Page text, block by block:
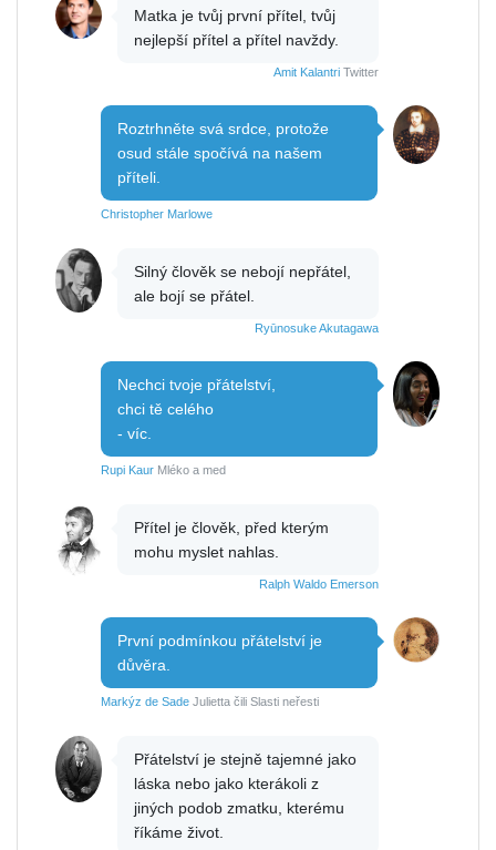
Matka je tvůj první přítel, tvůj
nejlepší přítel a přítel navždy.
Amit Kalantri Twitter
Roztrhněte svá srdce, protože
osud stále spočívá na našem
příteli.
Christopher Marlowe
Silný člověk se nebojí nepřátel,
ale bojí se přátel.
Ryūnosuke Akutagawa
Nechci tvoje přátelství,
chci tě celého
- víc.
Rupi Kaur Mléko a med
Přítel je člověk, před kterým
mohu myslet nahlas.
Ralph Waldo Emerson
První podmínkou přátelství je
důvěra.
Markýz de Sade Julietta čili Slasti neřesti
Přátelství je stejně tajemné jako
láska nebo jako kterákoli z
jiných podob zmatku, kterému
říkáme život.